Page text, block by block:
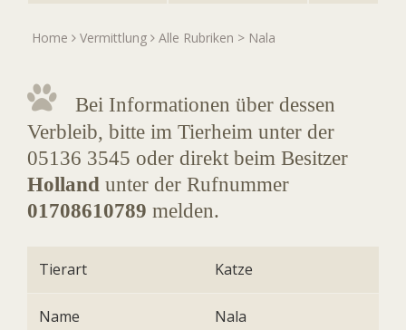
Home Vermittlung Alle Rubriken > Nala
Bei Informationen über dessen
Verbleib, bitte im Tierheim unter der
05136 3545 oder direkt beim Besitzer
Holland unter der Rufnummer
01708610789 melden.
Tierart Katze
Name Nala